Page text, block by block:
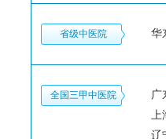
省级中医院 华
全国三甲中医院
广
上
辽